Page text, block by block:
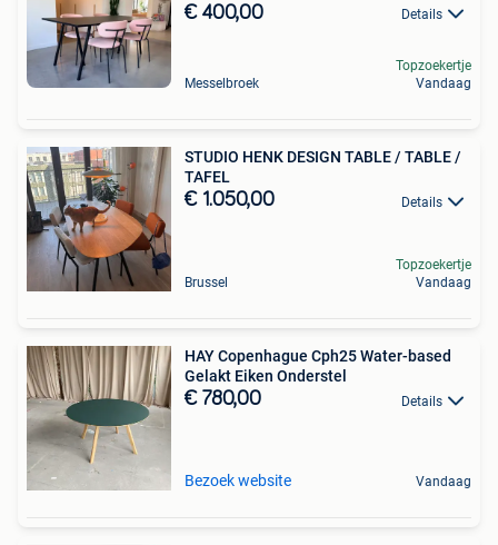
€ 400,00 Details
Messelbroek
Topzoekertje
Vandaag
STUDIO HENK DESIGN TABLE / TABLE /
TAFEL
€ 1.050,00 Details
Brussel
Topzoekertje
Vandaag
HAY Copenhague Cph25 Water-based
Gelakt Eiken Onderstel
€ 780,00 Details
Bezoek website Vandaag